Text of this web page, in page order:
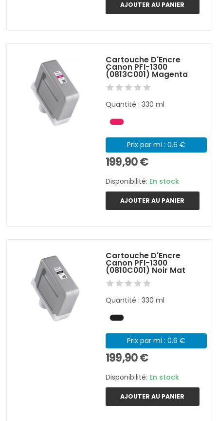
AJOUTER AU PANIER
Cartouche D'Encre
Canon PFI-1300
(0813C001) Magenta
Quantité : 330 ml
Prix par ml : 0.6 €
199,90 €
Disponibilité: En stock
AJOUTER AU PANIER
Cartouche D'Encre
Canon PFI-1300
(0810C001) Noir Mat
Quantité : 330 ml
Prix par ml : 0.6 €
199,90 €
Disponibilité: En stock
AJOUTER AU PANIER